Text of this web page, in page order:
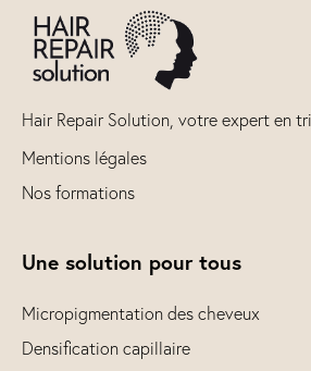
Hair Repair Solution, votre expert en
Mentions légales
Nos formations
Une solution pour tous
Micropigmentation des cheveux
Densification capillaire